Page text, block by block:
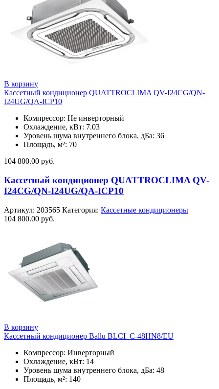
В корзину
Кассетный кондиционер QUATTROCLIMA QV-I24CG/QN-
I24UG/QA-ICP10
Компрессор: Не инверторный
Охлаждение, кВт: 7.03
Уровень шума внутреннего блока, дБа: 36
Площадь, м²: 70
104 800.00 руб.
Кассетный кондиционер QUATTROCLIMA QV-
I24CG/QN-I24UG/QA-ICP10
Артикул: 203565 Категория: Кассетные кондиционеры
104 800.00 руб.
В корзину
Кассетный кондиционер Ballu BLCI_C-48HN8/EU
Компрессор: Инверторный
Охлаждение, кВт: 14
Уровень шума внутреннего блока, дБа: 48
Площадь, м²: 140